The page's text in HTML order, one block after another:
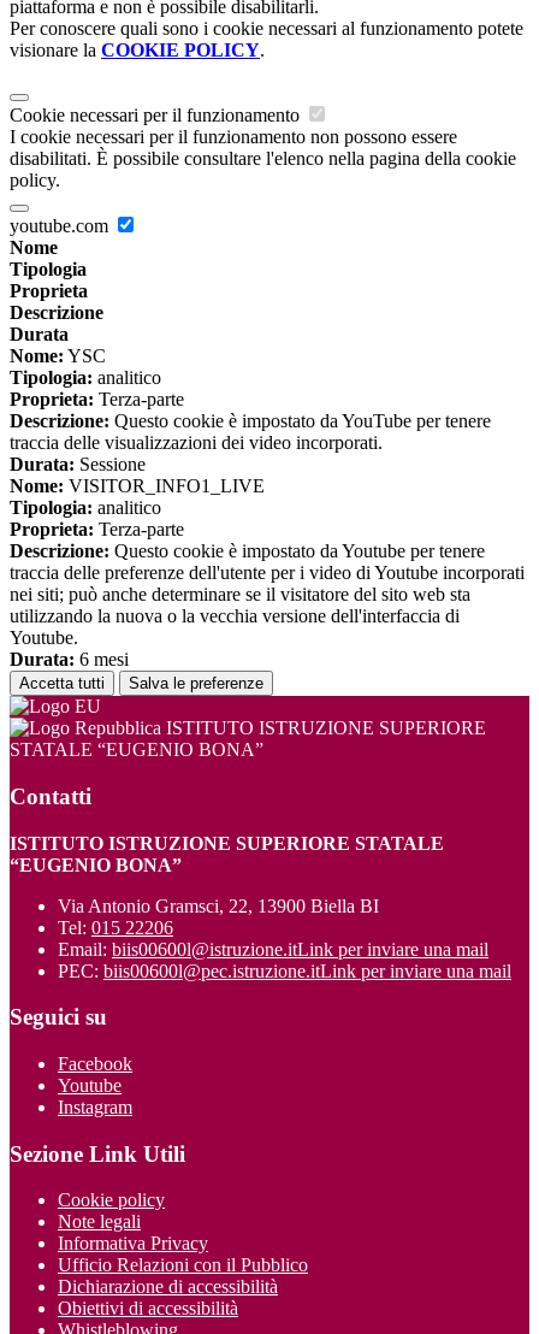
piattaforma e non è possibile disabilitarli.
Per conoscere quali sono i cookie necessari al funzionamento potete
visionare la COOKIE POLICY.
Cookie necessari per il funzionamento
I cookie necessari per il funzionamento non possono essere
disabilitati. È possibile consultare l'elenco nella pagina della cookie
policy.
youtube.com
Nome
Tipologia
Proprieta
Descrizione
Durata
Nome: YSC
Tipologia: analitico
Proprieta: Terza-parte
Descrizione: Questo cookie è impostato da YouTube per tenere
traccia delle visualizzazioni dei video incorporati.
Durata: Sessione
Nome: VISITOR_INFO1_LIVE
Tipologia: analitico
Proprieta: Terza-parte
Descrizione: Questo cookie è impostato da Youtube per tenere
traccia delle preferenze dell'utente per i video di Youtube incorporati
nei siti; può anche determinare se il visitatore del sito web sta
utilizzando la nuova o la vecchia versione dell'interfaccia di
Youtube.
Durata: 6 mesi
Accetta tutti Salva le preferenze
ISTITUTO ISTRUZIONE SUPERIORE
STATALE “EUGENIO BONA”
Contatti
ISTITUTO ISTRUZIONE SUPERIORE STATALE
“EUGENIO BONA”
Via Antonio Gramsci, 22, 13900 Biella BI
Tel: 015 22206
Email: biis00600l@istruzione.itLink per inviare una mail
PEC: biis00600l@pec.istruzione.itLink per inviare una mail
Seguici su
Facebook
Youtube
Instagram
Sezione Link Utili
Cookie policy
Note legali
Informativa Privacy
Ufficio Relazioni con il Pubblico
Dichiarazione di accessibilità
Obiettivi di accessibilità